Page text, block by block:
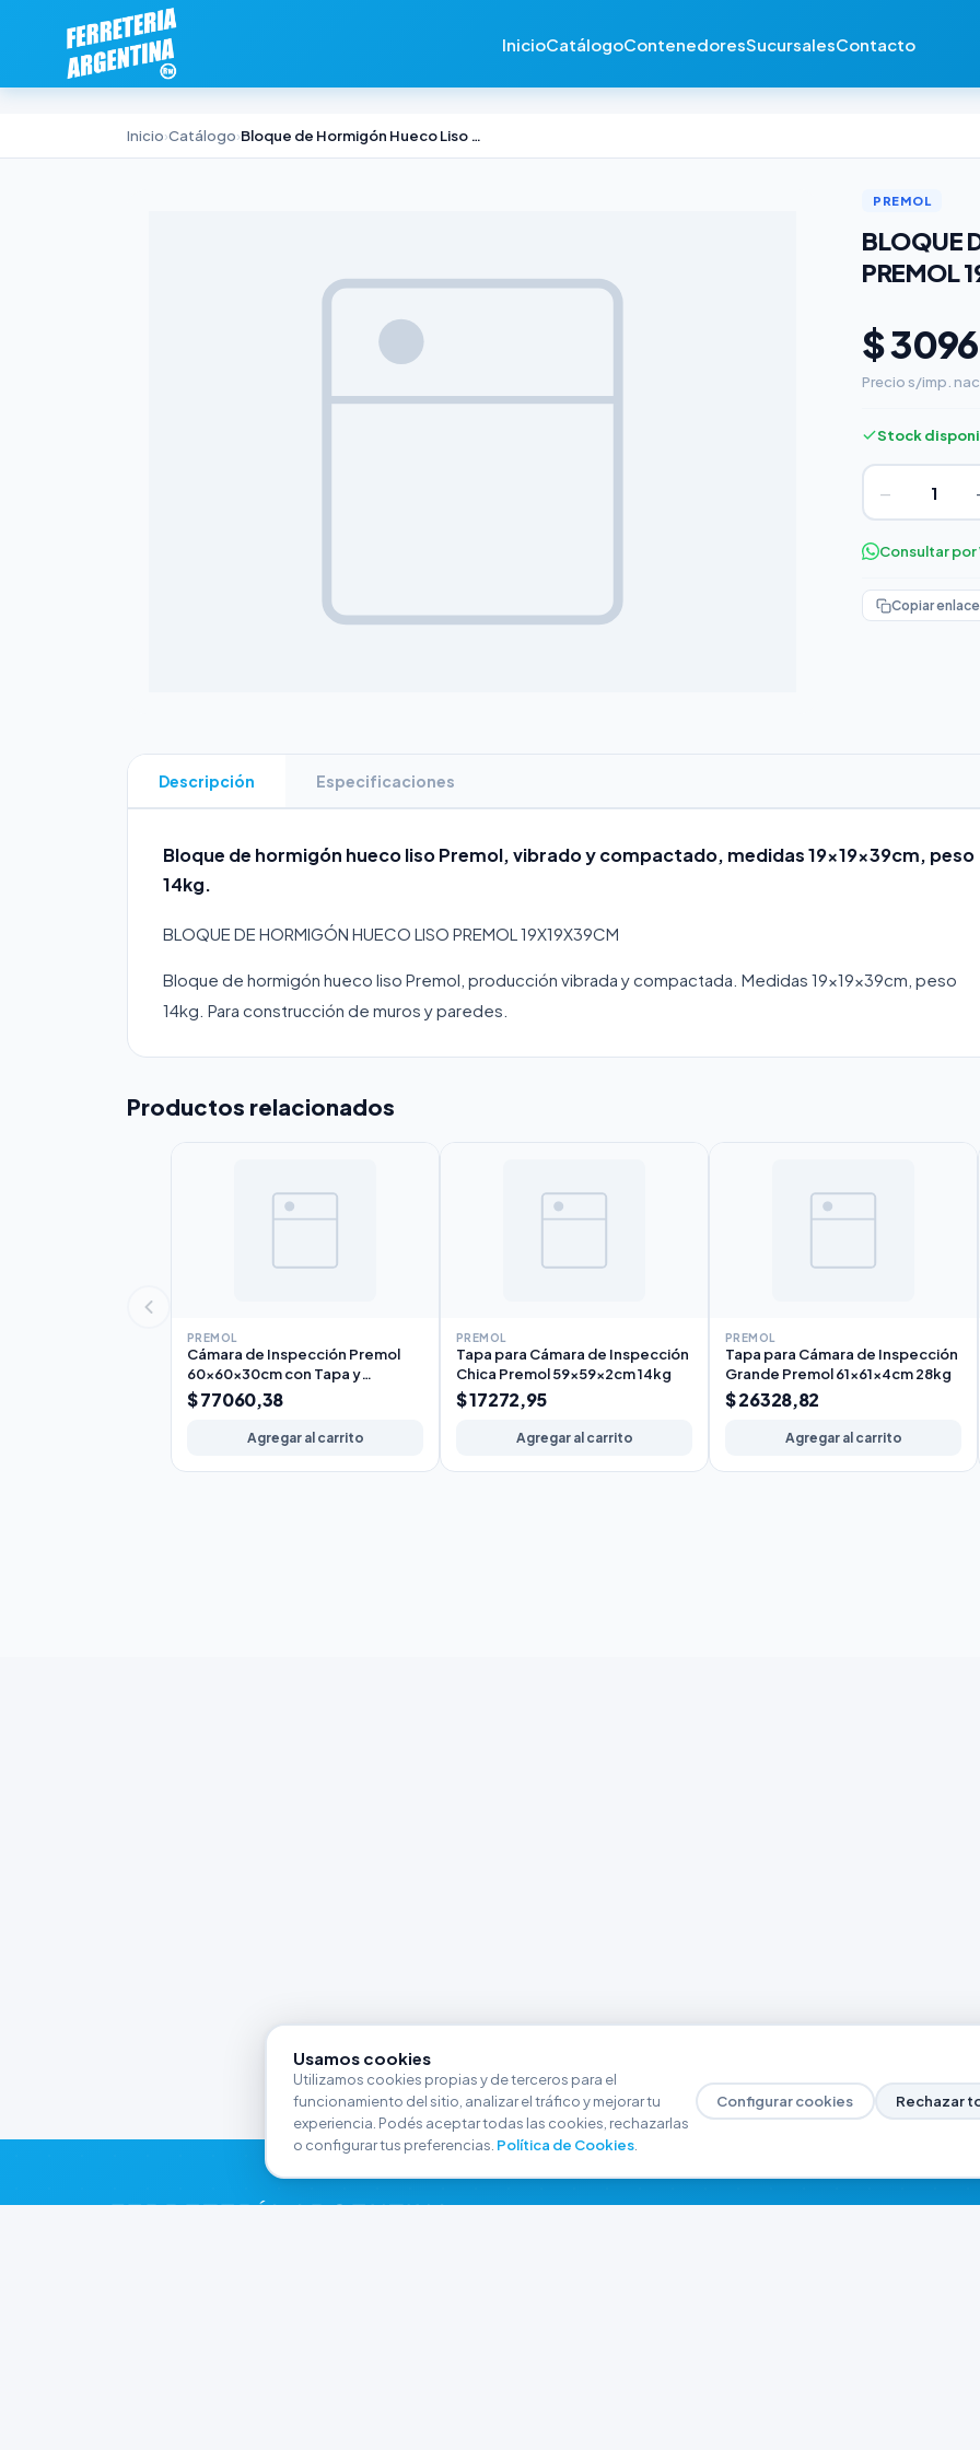
InicioCatálogoContenedoresSucursalesContacto
Inicio›Catálogo› Bloque de Hormigón Hueco Liso Premol 19x19x39cm 14kg
PREMOL
BLOQUE
PREMOL
$
Precio s/imp.
Stock
−
Consultar
Copiar enlace
Descripción Especificaciones
Bloque de hormigón hueco liso Premol, vibrado y compactado, medidas 19x19x39cm, peso
14kg.
BLOQUE DE HORMIGÓN HUECO LISO PREMOL 19X19X39CM
Bloque de hormigón hueco liso Premol, producción vibrada y compactada. Medidas 19x19x39cm, peso
14kg. Para construcción de muros y paredes.
Productos relacionados
PREMOL
Cámara de Inspección Premol
60x60x30cm con Tapa y
Contratapa 82kg
$ 77060,38
Agregar al carrito
PREMOL
Tapa para Cámara de Inspección
Chica Premol 59x59x2cm 14kg
$ 17272,95
Agregar al carrito
PREMOL
Tapa para Cámara de Inspección
Grande Premol 61x61x4cm 28kg
$ 26328,82
Agregar al carrito
FERRETERÍA ARGENTINA
Usamos cookies
Utilizamos cookies propias y de terceros para el
funcionamiento del sitio, analizar el tráfico y mejorar tu
experiencia. Podés aceptar todas las cookies, rechazarlas
o configurar tus preferencias. Política de Cookies.
Configurar cookies Rechazar